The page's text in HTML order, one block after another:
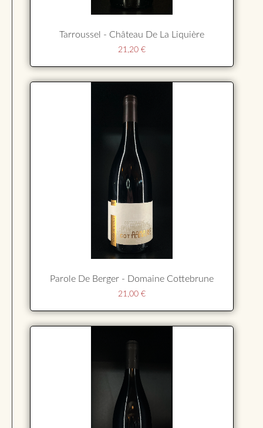
Tarroussel - Château De La Liquière
21,20 €
Parole De Berger - Domaine Cottebrune
21,00 €